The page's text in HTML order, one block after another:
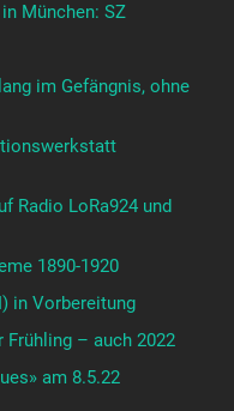
München: SZ
im Gefängnis, ohne
Radio LoRa924 und
1890-1920
in Vorbereitung
Frühling – auch 2022
am 8.5.22